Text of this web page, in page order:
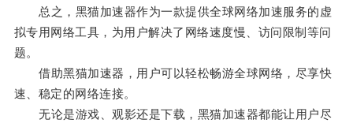
总之，黑猫加速器作为一款提供全球网络加速服务的虚
拟专用网络工具，为用户解决了网络速度慢、访问限制等问
题。
借助黑猫加速器，用户可以轻松畅游全球网络，尽享快
速、稳定的网络连接。
无论是游戏、观影还是下载，黑猫加速器都能让用户尽